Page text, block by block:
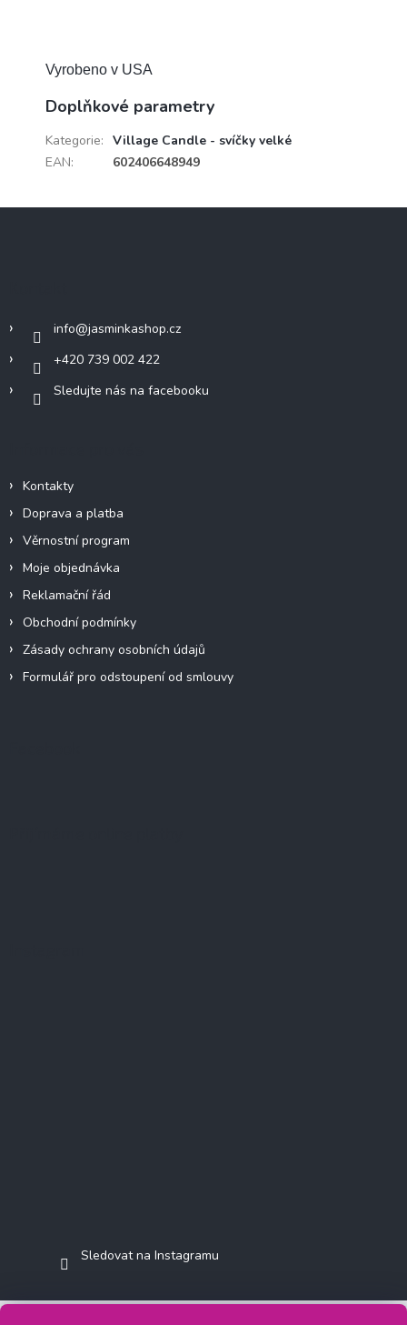
Vyrobeno v USA
Doplňkové parametry
Kategorie: Village Candle - svíčky velké
EAN: 602406648949
info@jasminkashop.cz
+420 739 002 422
Sledujte nás na facebooku
Kontakty
Doprava a platba
Věrnostní program
Moje objednávka
Reklamační řád
Obchodní podmínky
Zásady ochrany osobních údajů
Formulář pro odstoupení od smlouvy
Sledovat na Instagramu